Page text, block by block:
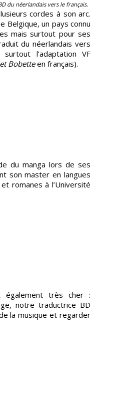
du néerlandais vers le français.
cordes à son arc.
Belgique, un pays connu
mais surtout pour ses
du néerlandais vers
l’adaptation VF
Bobetteen français).
du manga lors de ses
son master en langues
romanes à l’Université
également très cher :
notre traductrice BD
la musique et regarder